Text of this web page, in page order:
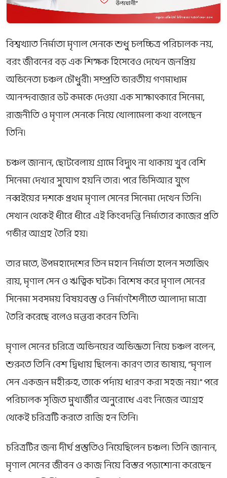
বিশ্বখ্যাত নির্মাতামৃণাল সেনকে শুধু চলচ্চিত্র পরিচালক নয়,
বরং জীবনের বড় এক শিক্ষক হিসেবেও দেখেন জনপ্রিয়
অভিনেতাচঞ্চল চৌধুরী। সম্প্রতি ভারতীয় গণমাধ্যম
আনন্দবাজার ডট কমকে দেওয়া এক সাক্ষাৎকারে সিনেমা,
রাজনীতি ও মৃণাল সেনকে নিয়ে খোলামেলা কথা বলেছেন
তিনি।
চঞ্চল জানান, ছোটবেলায় গ্রামে বিদ্যুৎ না থাকায় খুব বেশি
সিনেমা দেখার সুযোগ হয়নি তার। পরে ভিসিআর যুগে
নব্বইয়ের দশকে প্রথম মৃণাল সেনের সিনেমা দেখেন তিনি।
সেখান থেকেই ধীরে ধীরে এই কিংবদন্তি নির্মাতার কাজের প্রতি
গভীর আগ্রহ তৈরি হয়।
তার মতে, উপমহাদেশের তিন মহান নির্মাতা হলেনসত্যজিৎ
রায়,মৃণাল সেনওঋত্বিক ঘটক। বিশেষ করে মৃণাল সেনের
সিনেমা সবসময় বিষয়বস্তু ও নির্মাণশৈলীতে আলাদা মাত্রা
তৈরি করেছে বলেও মন্তব্য করেন তিনি।
মৃণাল সেনের চরিত্রে অভিনয়ের অভিজ্ঞতা নিয়ে চঞ্চল বলেন,
শুরুতে তিনি বেশ দ্বিধায় ছিলেন। কারণ তার ভাষায়, “মৃণাল
সেন একজন মহীরুহ, তাকে পর্দায় ধারণ করা সহজ নয়।” পরে
পরিচালকসৃজিত মুখার্জীর অনুরোধে এবং নিজের আগ্রহ
থেকেই চরিত্রটি করতে রাজি হন তিনি।
চরিত্রটির জন্য দীর্ঘ প্রস্তুতিও নিয়েছিলেন চঞ্চল। তিনি জানান,
মৃণাল সেনের জীবন ও কাজ নিয়ে বিস্তর পড়াশোনা করেছেন